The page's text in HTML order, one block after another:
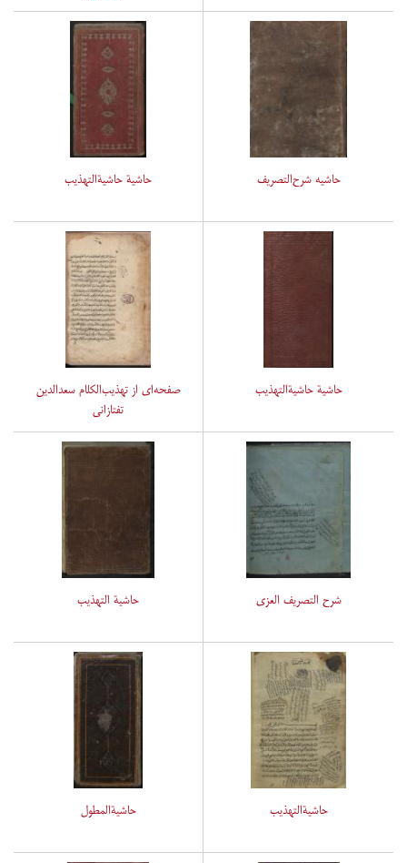
حاشیه شرح‌التصریف حاشیة حاشیةالتهذیب
حاشیة حاشیةالتهذیب
صفحه‌ای از تهذیب‌الکلام سعدالدین
تفتازانی
شرح التصریف العزی حاشیة التهذیب
حاشیةالتهذیب حاشیةالمطول